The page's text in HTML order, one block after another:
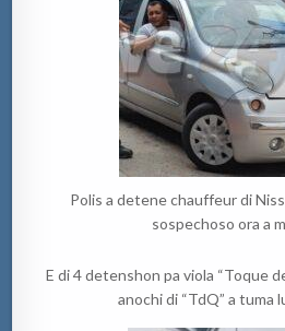
Polis a detene chauffeur di
sospechoso ora a
E di 4 detenshon pa viola “Toque
anochi di “TdQ” a tuma